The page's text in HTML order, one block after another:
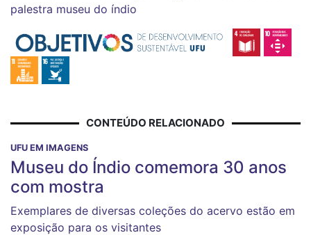
palestra museu do índio
CONTEÚDO RELACIONADO
UFU EM IMAGENS
Museu do Índio comemora 30 anos
com mostra
Exemplares de diversas coleções do acervo estão em
exposição para os visitantes